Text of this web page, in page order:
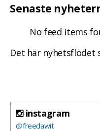
Senaste
No feed items
Det här nyhetsflödet
instagram
@freedawit